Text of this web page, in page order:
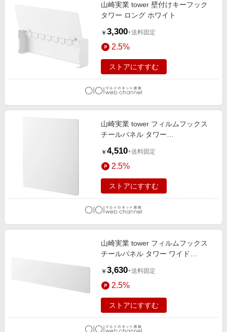
山崎実業 tower 壁付けキーフック
タワー ロング ホワイト
￥ 3,300+送料固定
2.5%
ストアにすすむ
山崎実業 tower フィルムフックス
チールパネル タワー
￥ 4,510+送料固定
2.5%
ストアにすすむ
山崎実業 tower フィルムフックス
チールパネル タワー ワイド
￥ 3,630+送料固定
2.5%
ストアにすすむ